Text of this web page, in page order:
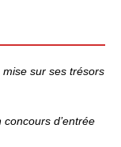
mise sur ses trésors
concours d’entrée